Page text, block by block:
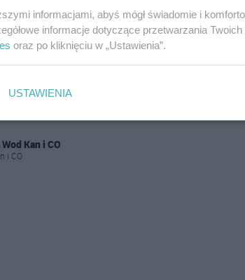
Kan i CO
i CO
informacjami, abyś mógł świadomie i
informacje dotyczące przetwarzania
oraz po kliknięciu w „Ustawienia”.
USTAWIENIA